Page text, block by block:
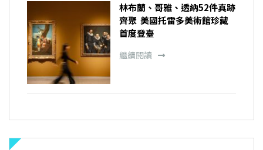
林布蘭、哥雅、透納52件真跡
齊聚 美國托雷多美術館珍藏
首度登臺
繼續閱讀